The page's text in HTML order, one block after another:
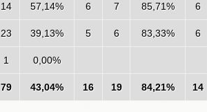
14 57,14% 6 7 85,71% 6
23 39,13% 5 6 83,33% 6
1 0,00%
79 43,04% 16 19 84,21% 14